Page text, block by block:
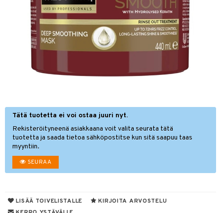
Tätä tuotetta ei voi ostaa juuri nyt.
Rekisteröityneenä asiakkaana voit valita seurata tätä
tuotetta ja saada tietoa sähköpostitse kun sitä saapuu taas
myyntiin.
SEURAA
LISÄÄ TOIVELISTALLE
KIRJOITA ARVOSTELU
& Antifrizz
& Geeli